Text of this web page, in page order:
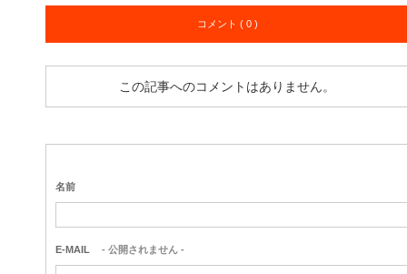
コメント ( 0 )
この記事へのコメントはありません。
名前
E-MAIL - 公開されません -